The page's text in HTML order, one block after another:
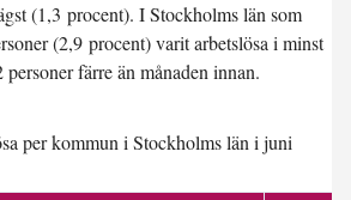
(1,3 procent). I Stockholms län som
(2,9 procent) varit arbetslösa i minst
färre än månaden innan.
per kommun i Stockholms län i juni